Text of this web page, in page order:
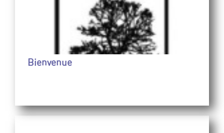
Bienvenue